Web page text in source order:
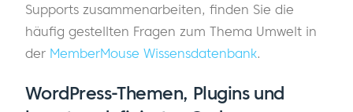
Supports zusammenarbeiten, finden Sie die
häufig gestellten Fragen zum Thema Umwelt in
der MemberMouse Wissensdatenbank.
WordPress-Themen, Plugins und